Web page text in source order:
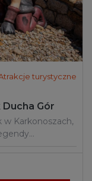
turystyczne
Ducha Gór
w Karkonoszach,